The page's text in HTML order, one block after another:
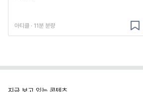
아티클 · 11분 분량
지금 보고 있는 콘텐츠